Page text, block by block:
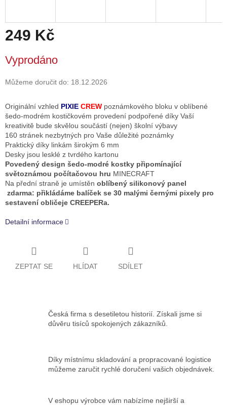
249 Kč
cena:
Vyprodáno
Můžeme doručit do: 18.12.2026
Originální vzhled PIXIE CREW poznámkového bloku v oblíbené
šedo-modrém kostičkovém provedení podpořené díky Vaší
kreativitě bude skvělou součástí (nejen) školní výbavy
160 stránek nezbytných pro Vaše důležité poznámky
Praktický díky linkám širokým 6 mm
Desky jsou lesklé z tvrdého kartonu
Povedený design šedo-modré kostky připomínající
světoznámou počítačovou hru MINECRAFT
Na přední straně je umístěn oblíbený silikonový panel
zdarma: přikládáme balíček se 30 malými černými pixely pro
sestavení obličeje CREEPERa.
Detailní informace
ZEPTAT SE HLÍDAT SDÍLET
Česká firma s desetiletou historií. Získali jsme si
důvěru tisíců spokojených zákazníků.
Díky místnímu skladování a propracované logistice
můžeme zaručit rychlé doručení vašich objednávek.
V eshopu výrobce vám nabízíme nejširší a